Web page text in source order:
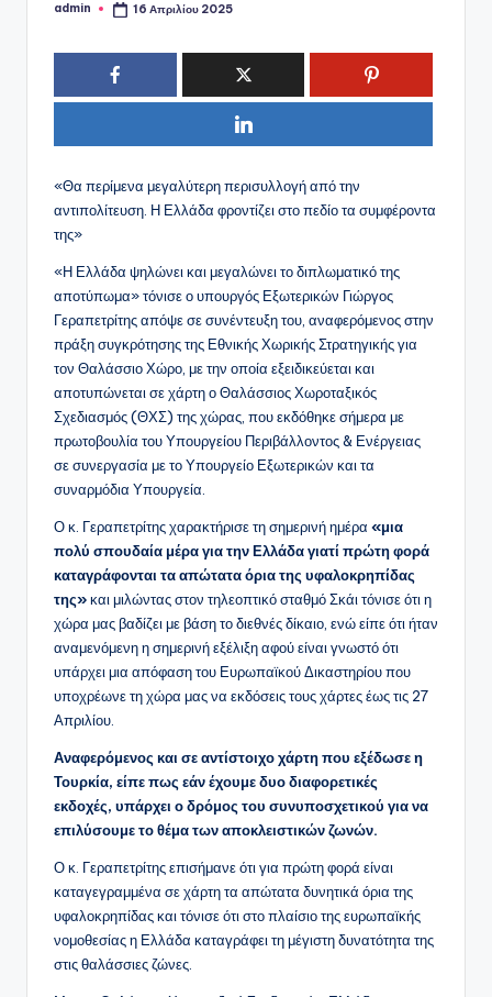
Συγγραφέας:
admin 16 Απριλίου 2025
«Θα περίμενα μεγαλύτερη περισυλλογή από την
αντιπολίτευση. Η Ελλάδα φροντίζει στο πεδίο τα συμφέροντα
της»
«Η Ελλάδα ψηλώνει και μεγαλώνει το διπλωματικό της
αποτύπωμα» τόνισε ο υπουργός Εξωτερικών Γιώργος
Γεραπετρίτης απόψε σε συνέντευξη του, αναφερόμενος στην
πράξη συγκρότησης της Εθνικής Χωρικής Στρατηγικής για
τον Θαλάσσιο Χώρο, με την οποία εξειδικεύεται και
αποτυπώνεται σε χάρτη ο Θαλάσσιος Χωροταξικός
Σχεδιασμός (ΘΧΣ) της χώρας, που εκδόθηκε σήμερα με
πρωτοβουλία του Υπουργείου Περιβάλλοντος & Ενέργειας
σε συνεργασία με το Υπουργείο Εξωτερικών και τα
συναρμόδια Υπουργεία.
Ο κ. Γεραπετρίτης χαρακτήρισε τη σημερινή ημέρα «μια
πολύ σπουδαία μέρα για την Ελλάδα γιατί πρώτη φορά
καταγράφονται τα απώτατα όρια της υφαλοκρηπίδας
της»και μιλώντας στον τηλεοπτικό σταθμό Σκάι τόνισε ότι η
χώρα μας βαδίζει με βάση το διεθνές δίκαιο, ενώ είπε ότι ήταν
αναμενόμενη η σημερινή εξέλιξη αφού είναι γνωστό ότι
υπάρχει μια απόφαση του Ευρωπαϊκού Δικαστηρίου που
υποχρέωνε τη χώρα μας να εκδόσεις τους χάρτες έως τις 27
Απριλίου.
Αναφερόμενος και σε αντίστοιχο χάρτη που εξέδωσε η
Τουρκία, είπε πως εάν έχουμε δυο διαφορετικές
εκδοχές, υπάρχει ο δρόμος του συνυποσχετικού για να
επιλύσουμε το θέμα των αποκλειστικών ζωνών.
Ο κ. Γεραπετρίτης επισήμανε ότι για πρώτη φορά είναι
καταγεγραμμένα σε χάρτη τα απώτατα δυνητικά όρια της
υφαλοκρηπίδας και τόνισε ότι στο πλαίσιο της ευρωπαϊκής
νομοθεσίας η Ελλάδα καταγράφει τη μέγιστη δυνατότητα της
στις θαλάσσιες ζώνες.